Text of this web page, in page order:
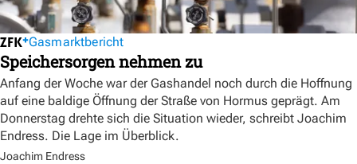
Gasmarktbericht
Speichersorgen nehmen zu
Anfang der Woche war der Gashandel noch durch die Hoffnung
auf eine baldige Öffnung der Straße von Hormus geprägt. Am
Donnerstag drehte sich die Situation wieder, schreibt Joachim
Endress. Die Lage im Überblick.
Joachim Endress